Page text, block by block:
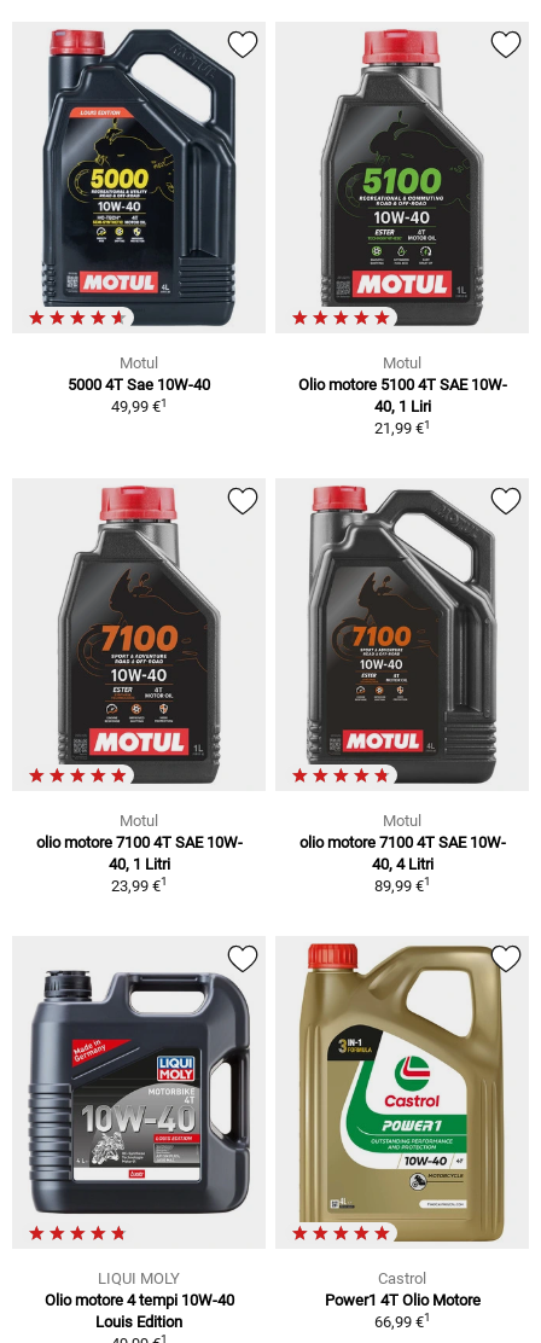
Motul
5000 4T Sae 10W-40
49,99 €1
Motul
Olio motore 5100 4T SAE 10W-
40, 1 Liri
21,99 €1
Motul
olio motore 7100 4T SAE 10W-
40, 1 Litri
23,99 €1
Motul
olio motore 7100 4T SAE 10W-
40, 4 Litri
89,99 €1
LIQUI MOLY
Olio motore 4 tempi 10W-40
Louis Edition
1
Castrol
Power1 4T Olio Motore
66,99 €1